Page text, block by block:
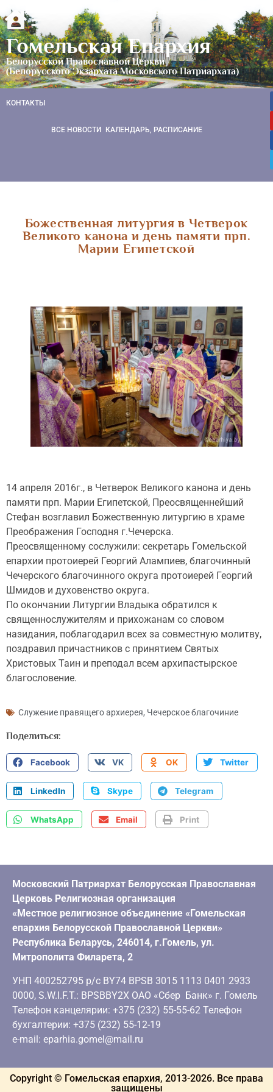
Гомельская Епархия
Белорусской Православной Церкви
(Белорусского Экзархата Московского Патриархата)
КОНТАКТЫ
ВСЕ НОВОСТИ КАЛЕНДАРЬ, РАСПИСАНИЕ
Божественная литургия в Четверок
Великого канона и день памяти прп.
Марии Египетской
14 апреля 2016г., в Четверок Великого канона и день
памяти прп. Марии Египетской, Преосвященнейший
Стефан возглавил Божественную литургию в храме
Преображения Господня г.Чечерска.
Преосвященному сослужили: секретарь Гомельской
епархии протоиерей Георгий Алампиев, благочинный
Чечерского благочинного округа протоиерей Георгий
Шмидов и духовенство округа.
По окончании Литургии Владыка обратился к
священнослужителям и прихожанам со словом
назидания, поблагодарил всех за совместную молитву,
поздравил причастников с принятием Святых
Христовых Таин и преподал всем архипастырское
благословение.
Служение правящего архиерея, Чечерское благочиние
Поделиться:
Facebook VK OK Twitter
LinkedIn Skype Telegram
WhatsApp Email Print
Московский Патриархат Белорусская Православная
Церковь Религиозная организация
«Местное религиозное объединение «Гомельская
епархия Белорусской Православной Церкви»
Республика Беларусь, 246014, г.Гомель, ул.
Митрополита Филарета, 2
УНП 400252795 р/с BY74 BPSB 3015 1113 0401 2933
0000, S.W.I.F.T.: BPSBBY2X ОАО «Сбер Банк» г. Гомель
Телефон канцелярии: +375 (232) 55-55-62 Телефон
бухгалтерии: +375 (232) 55-12-19
e-mail: eparhia.gomel@mail.ru
Copyright © Гомельская епархия, 2013-2026. Все права
защищены